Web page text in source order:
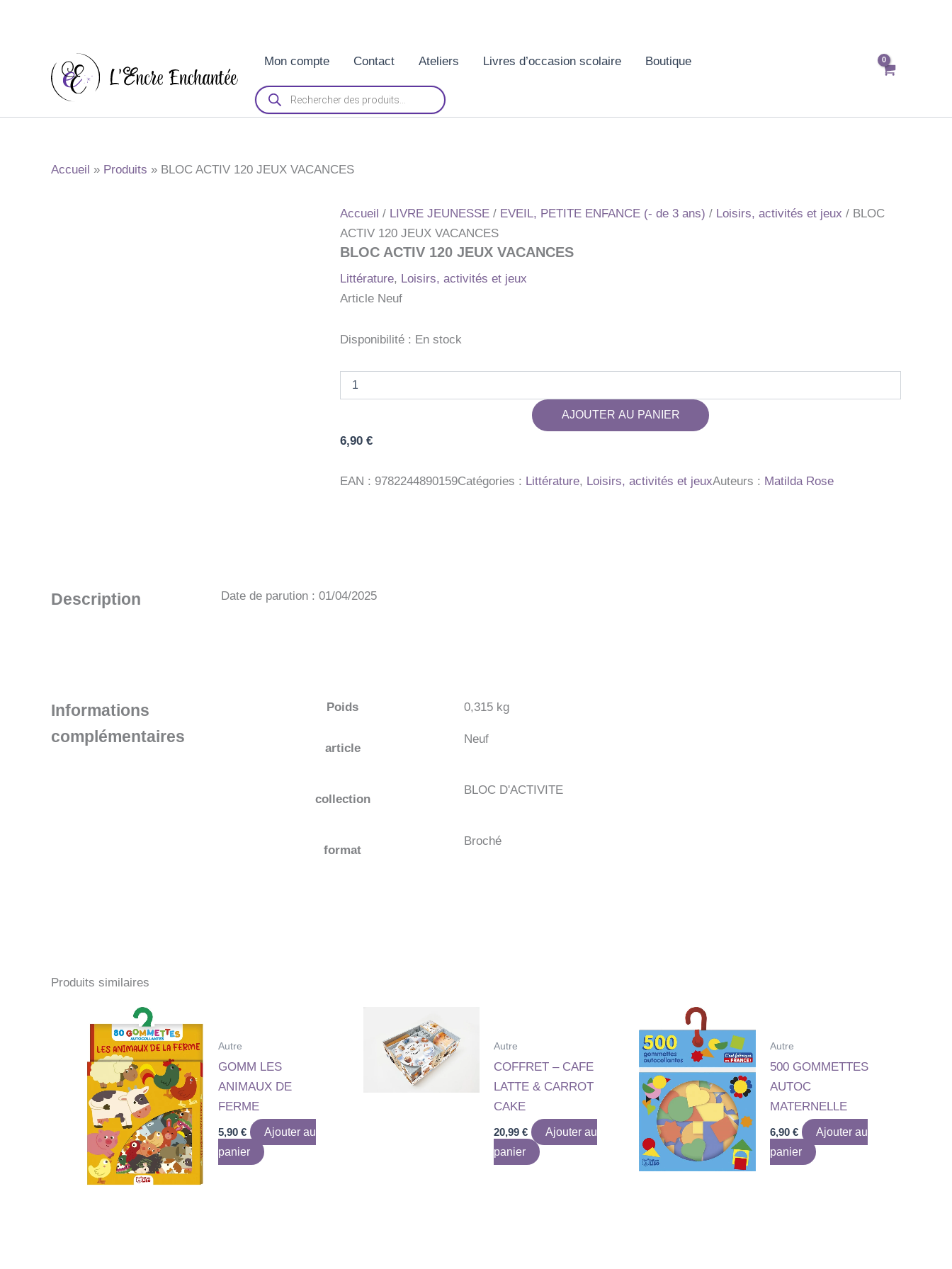
Mon compte Contact Ateliers Livres d’occasion scolaire Boutique
Recherche
de
produits
Accueil Produits BLOC ACTIV 120 JEUX VACANCES
Accueil / LIVRE JEUNESSE / EVEIL, PETITE ENFANCE (- de 3 ans) / Loisirs, activités et jeux / BLOC
ACTIV 120 JEUX VACANCES
BLOC ACTIV 120 JEUX VACANCES
Littérature, Loisirs, activités et jeux
Article Neuf
Disponibilité : En stock
120
JEUX
AJOUTER AU PANIER
6,90 €
EAN : 9782244890159Catégories : Littérature, Loisirs, activités et jeuxAuteurs : Matilda Rose
Description Date de parution : 01/04/2025
Informations
complémentaires
Poids 0,315 kg
article
Neuf
collection
BLOC D'ACTIVITE
format
Broché
Produits similaires
Autre
GOMM LES
ANIMAUX DE
FERME
5,90 €
Ajouter au
panier
Autre
COFFRET – CAFE
LATTE & CARROT
CAKE
20,99€
Ajouter au
panier
Autre
500 GOMMETTES
AUTOC
MATERNELLE
6,90€
Ajouter au
panier